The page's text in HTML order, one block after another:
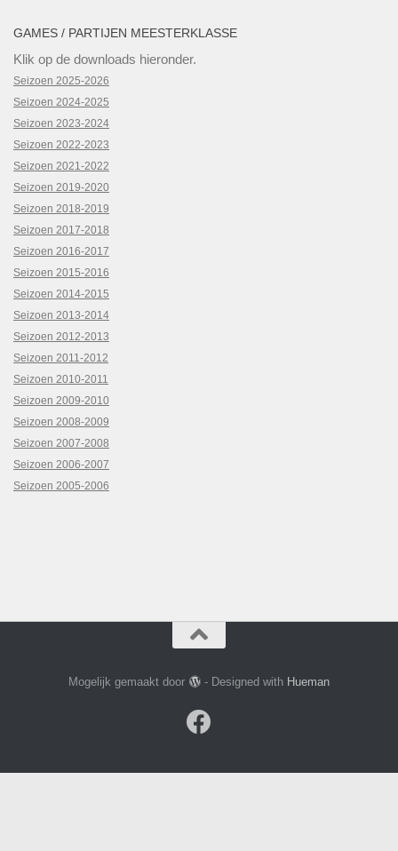
GAMES / PARTIJEN MEESTERKLASSE
Klik op de downloads hieronder.
Seizoen 2025-2026
Seizoen 2024-2025
Seizoen 2023-2024
Seizoen 2022-2023
Seizoen 2021-2022
Seizoen 2019-2020
Seizoen 2018-2019
Seizoen 2017-2018
Seizoen 2016-2017
Seizoen 2015-2016
Seizoen 2014-2015
Seizoen 2013-2014
Seizoen 2012-2013
Seizoen 2011-2012
Seizoen 2010-2011
Seizoen 2009-2010
Seizoen 2008-2009
Seizoen 2007-2008
Seizoen 2006-2007
Seizoen 2005-2006
Mogelijk gemaakt door - Designed with Hueman